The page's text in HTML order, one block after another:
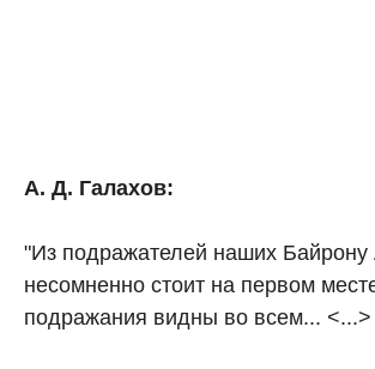
А. Д. Галахов:
"Из подражателей наших Байрону
несомненно стоит на первом
подражания видны во всем... <...>